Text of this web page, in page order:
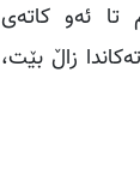
تا ئەو کاتەی
زاڵ بێت،